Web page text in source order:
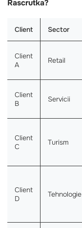
Rascrutka?
Client Sector
Client
A
Retail
Client
B
Servicii
Client
C
Turism
Client
D
Tehnologie